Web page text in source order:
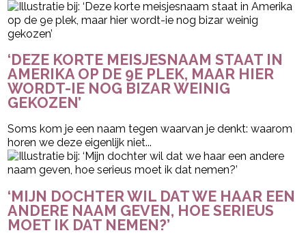
‘DEZE KORTE MEISJESNAAM STAAT IN
AMERIKA OP DE 9E PLEK, MAAR HIER
WORDT-IE NOG BIZAR WEINIG
GEKOZEN’
Soms kom je een naam tegen waarvan je denkt: waarom
horen we deze eigenlijk niet...
‘MIJN DOCHTER WIL DAT WE HAAR EEN
ANDERE NAAM GEVEN, HOE SERIEUS
MOET IK DAT NEMEN?’